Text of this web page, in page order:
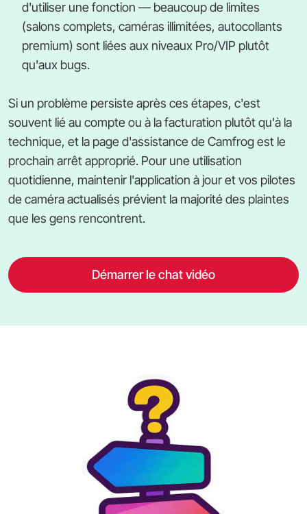
d'utiliser une fonction — beaucoup de limites
(salons complets, caméras illimitées, autocollants
premium) sont liées aux niveaux Pro/VIP plutôt
qu'aux bugs.
Si un problème persiste après ces étapes, c'est
souvent lié au compte ou à la facturation plutôt qu'à la
technique, et la page d'assistance de Camfrog est le
prochain arrêt approprié. Pour une utilisation
quotidienne, maintenir l'application à jour et vos pilotes
de caméra actualisés prévient la majorité des plaintes
que les gens rencontrent.
Démarrer le chat vidéo